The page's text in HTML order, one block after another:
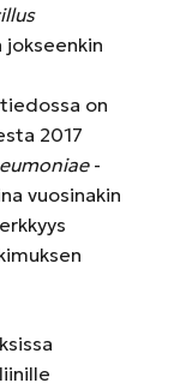
jokseenkin
on
2017
-
vuosinakin